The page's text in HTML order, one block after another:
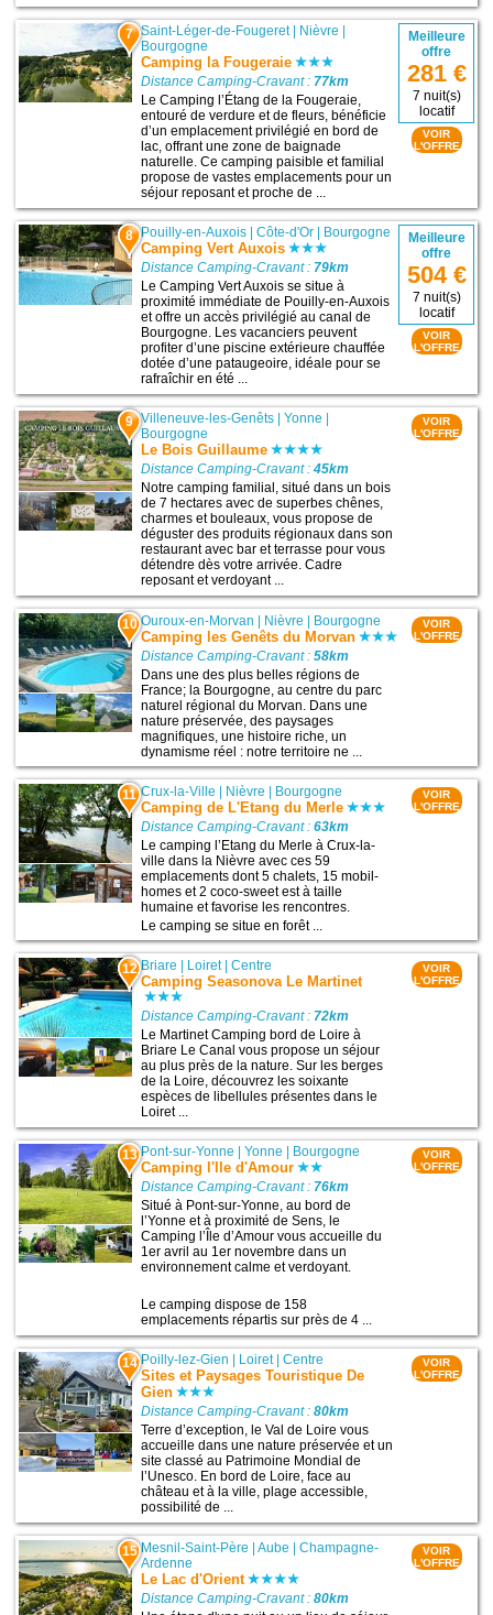
7 Saint-Léger-de-Fougeret| Nièvre
Bourgogne
Camping la Fougeraie
Distance Camping-Cravant : 77km
Le Camping l’Étang de la Fougeraie,
entouré de verdure et de fleurs, bénéficie
d’un emplacement privilégié en bord de
lac, offrant une zone de baignade
naturelle. Ce camping paisible et familial
propose de vastes emplacements pour un
séjour reposant et proche de ...
Meilleure
offre
281 €
7 nuit(s)
locatif
VOIR
L'OFFRE
8 Pouilly-en-Auxois |Côte-d'Or Bourgogne
Camping Vert Auxois
Distance Camping-Cravant : 79km
Le Camping Vert Auxois se situe à
proximité immédiate de Pouilly-en-Auxois
et offre un accès privilégié au canal de
Bourgogne. Les vacanciers peuvent
profiter d’une piscine extérieure chauffée
dotée d’une pataugeoire, idéale pour se
rafraîchir en été ...
Meilleure
offre
504 €
7 nuit(s)
locatif
VOIR
L'OFFRE
9 Villeneuve-les-Genêts |Yonne
Bourgogne
Le Bois Guillaume
Distance Camping-Cravant :45km
Notre camping familial, situé dans un bois
de 7 hectares avec de superbes chênes,
charmes et bouleaux, vous propose de
déguster des produits régionaux dans son
restaurant avec bar et terrasse pour vous
détendre dès votre arrivée. Cadre
reposant et verdoyant ...
VOIR
L'OFFRE
10 Ouroux-en-Morvan | Nièvre | Bourgogne
Camping les Genêts du Morvan
Distance Camping-Cravant :58km
Dans une des plus belles régions de
France; la Bourgogne, au centre du parc
naturel régional du Morvan. Dans une
nature préservée, des paysages
magnifiques, une histoire riche, un
dynamisme réel : notre territoire ne ...
VOIR
L'OFFRE
11 Crux-la-Ville | Nièvre | Bourgogne
Camping de L'Etang du Merle
Distance Camping-Cravant :63km
Le camping l’Etang du Merle à Crux-la-
ville dans la Nièvre avec ces 59
emplacements dont 5 chalets, 15 mobil-
homes et 2 coco-sweet est à taille
humaine et favorise les rencontres.
Le camping se situe en forêt ...
VOIR
L'OFFRE
12 Briare Loiret|Centre
Camping Seasonova Le Martinet
Distance Camping-Cravant : 72km
Le Martinet Camping bord de Loire à
Briare Le Canal vous propose un séjour
au plus près de la nature. Sur les berges
de la Loire, découvrez les soixante
espèces de libellules présentes dans le
Loiret ...
VOIR
L'OFFRE
13 Pont-sur-Yonne |Yonne Bourgogne
Camping l'Ile d'Amour
Distance Camping-Cravant : 76km
Situé à Pont-sur-Yonne, au bord de
l’Yonne et à proximité de Sens, le
Camping l’Île d’Amour vous accueille du
1er avril au 1er novembre dans un
environnement calme et verdoyant.
Le camping dispose de 158
emplacements répartis sur près de 4 ...
VOIR
L'OFFRE
14 Poilly-lez-Gien Loiret|Centre
Sites et Paysages Touristique De
Gien
Distance Camping-Cravant :80km
Terre d’exception, le Val de Loire vous
accueille dans une nature préservée et un
site classé au Patrimoine Mondial de
l’Unesco. En bord de Loire, face au
château et à la ville, plage accessible,
possibilité de ...
VOIR
L'OFFRE
15 Mesnil-Saint-Père |Aube |Champagne-
Ardenne
Le Lac d'Orient
Distance Camping-Cravant :80km
VOIR
L'OFFRE